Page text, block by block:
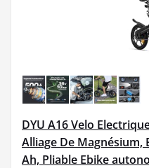
DYU A16 Velo
Alliage De Magnésium,
Ah, Pliable Ebike